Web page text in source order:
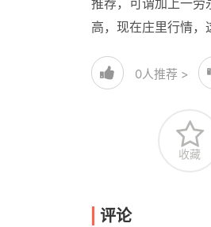
推荐，可谓加上一劳
高，现在庄里行情，
0人推荐 >
收藏
评论